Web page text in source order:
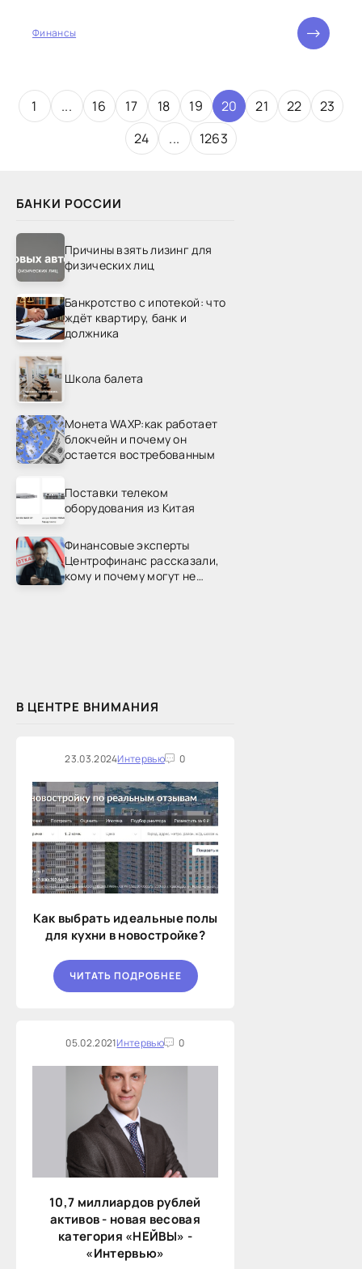
БАНКИ РОССИИ
Причины взять лизинг для
физических лиц
Банкротство с ипотекой: что
ждёт квартиру, банк и
должника
Школа балета
Монета WAXP:как работает
блокчейн и почему он
остается востребованным
Поставки телеком
оборудования из Китая
Финансовые эксперты
Центрофинанс рассказали,
кому и почему могут не
В ЦЕНТРЕ ВНИМАНИЯ
23.03.2024Интервью 0
Как выбрать идеальные полы
для кухни в новостройке?
ЧИТАТЬ ПОДРОБНЕЕ
05.02.2021Интервью 0
10,7 миллиардов рублей
активов - новая весовая
категория «НЕЙВЫ» -
«Интервью»
Финансы
1 ... 16 17 18 19 20 21 22
23
24
... 1263